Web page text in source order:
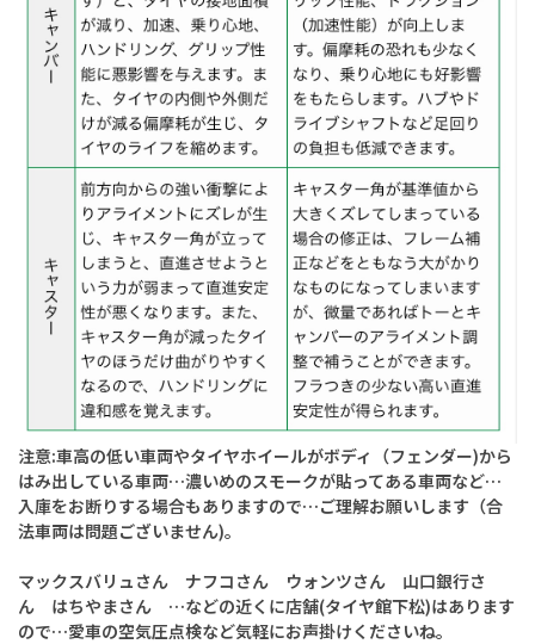
注意:車高の低い車両やタイヤホイールがボディ（フェンダー)から
はみ出している車両…濃いめのスモークが貼ってある車両など…
入庫をお断りする場合もありますので…ご理解お願いします（合
法車両は問題ございません)。
マックスバリュさん ナフコさん ウォンツさん 山口銀行さ
ん はちやまさん …などの近くに店舗(タイヤ館下松)はあります
ので…愛車の空気圧点検など気軽にお声掛けくださいね。